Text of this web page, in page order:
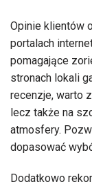
Opinie klientów
portalach
pomagające
stronach lokali
recenzje, warto
lecz także na
atmosfery.
dopasować
Dodatkowo